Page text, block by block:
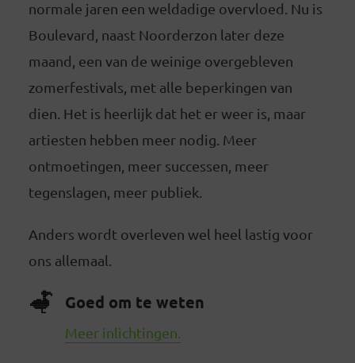
normale jaren een weldadige overvloed. Nu is
Boulevard, naast Noorderzon later deze
maand, een van de weinige overgebleven
zomerfestivals, met alle beperkingen van
dien. Het is heerlijk dat het er weer is, maar
artiesten hebben meer nodig. Meer
ontmoetingen, meer successen, meer
tegenslagen, meer publiek.
Anders wordt overleven wel heel lastig voor
ons allemaal.
Goed om te weten
Meer inlichtingen.